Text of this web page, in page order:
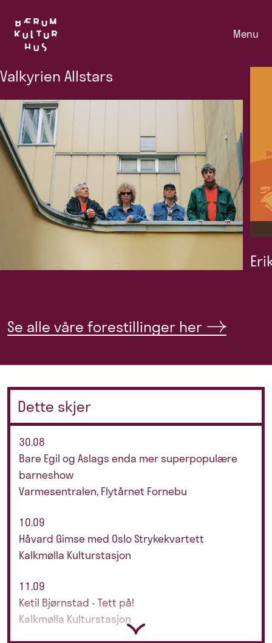
Menu
Valkyrien Allstars
Se alle våre forestillinger her
Dette skjer
30.08
Bare Egil og Aslags enda mer superpopulære
barneshow
Varmesentralen, Flytårnet Fornebu
10.09
Håvard Gimse med Oslo Strykekvartett
Kalkmølla Kulturstasjon
11.09
Ketil Bjørnstad - Tett på!
Kalkmølla Kulturstasjon
Scroll